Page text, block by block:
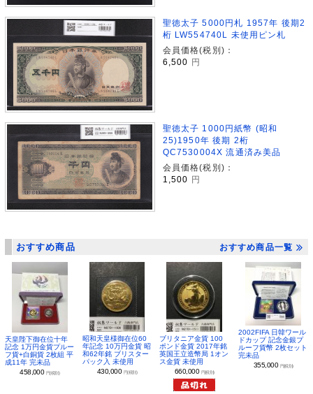
聖徳太子 5000円札 1957年 後期2
桁 LW554740L 未使用ピン札
会員価格(税別)：
6,500 円
聖徳太子 1000円紙幣 (昭和
25)1950年 後期 2桁
QC7530004X 流通済み美品
会員価格(税別)：
1,500 円
おすすめ商品 おすすめ商品一覧
天皇陛下御在位十年
記念 1万円金貨プルー
フ貨+白銅貨 2枚組 平
成11年 完未品
458,000 円(税別)
昭和天皇様御在位60
年記念 10万円金貨 昭
和62年銘 ブリスター
パック入 未使用
430,000 円(税別)
ブリタニア金貨 100
ポンド金貨 2017年銘
英国王立造幣局 1オン
ス金貨 未使用
660,000 円(税別)
2002FIFA 日韓ワール
ドカップ 記念金銀プ
ルーフ貨幣 2枚セット
完未品
355,000 円(税別)